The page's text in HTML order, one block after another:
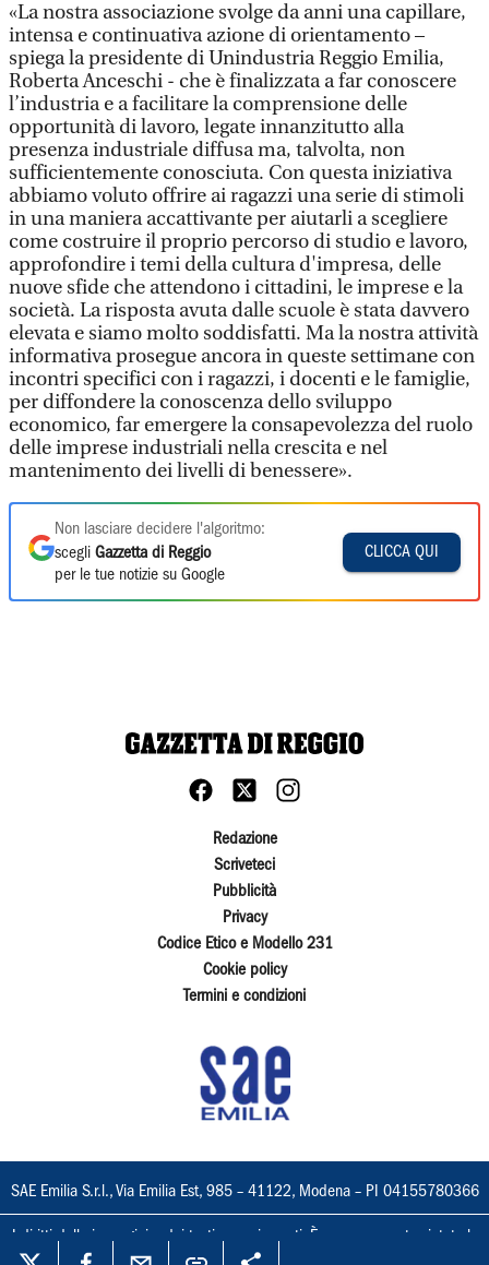
«La nostra associazione svolge da anni una capillare,
intensa e continuativa azione di orientamento –
spiega la presidente di Unindustria Reggio Emilia,
Roberta Anceschi - che è finalizzata a far conoscere
l’industria e a facilitare la comprensione delle
opportunità di lavoro, legate innanzitutto alla
presenza industriale diffusa ma, talvolta, non
sufficientemente conosciuta. Con questa iniziativa
abbiamo voluto offrire ai ragazzi una serie di stimoli
in una maniera accattivante per aiutarli a scegliere
come costruire il proprio percorso di studio e lavoro,
approfondire i temi della cultura d'impresa, delle
nuove sfide che attendono i cittadini, le imprese e la
società. La risposta avuta dalle scuole è stata davvero
elevata e siamo molto soddisfatti. Ma la nostra attività
informativa prosegue ancora in queste settimane con
incontri specifici con i ragazzi, i docenti e le famiglie,
per diffondere la conoscenza dello sviluppo
economico, far emergere la consapevolezza del ruolo
delle imprese industriali nella crescita e nel
mantenimento dei livelli di benessere».
Non lasciare decidere l'algoritmo:
scegli Gazzetta di Reggio
per le tue notizie su Google
CLICCA QUI
Redazione
Scriveteci
Pubblicità
Privacy
Codice Etico e Modello 231
Cookie policy
Termini e condizioni
SAE Emilia S.r.l., Via Emilia Est, 985 – 41122, Modena – PI 04155780366
I diritti delle immagini e dei testi sono riservati. È espressamente vietata la